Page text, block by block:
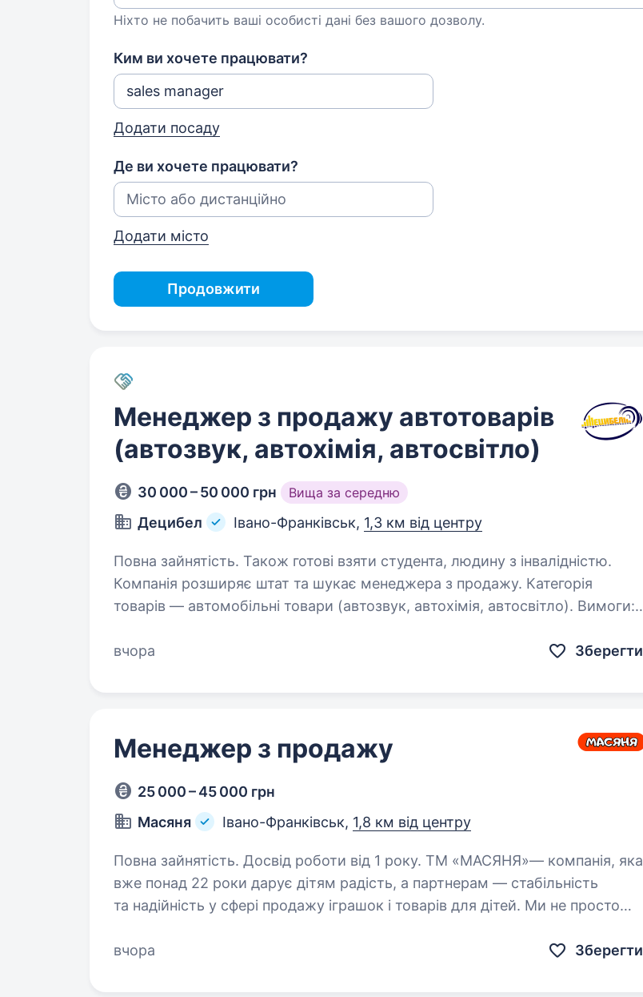
Ніхто не побачить ваші особисті дані без вашого дозволу.
Ким ви хочете працювати?
Додати посаду
Де ви хочете працювати?
Додати місто
Продовжити
Менеджер з продажу автотоварів
(автозвук, автохімія, автосвітло)
30 000 – 50 000 грн Вища за середню
Децибел Івано-Франківськ, 1,3 км від центру
Повна зайнятість. Також готові взяти студента, людину з інвалідністю.
Компанія розширяє штат та шукає менеджера з продажу. Категорія
товарів — автомобільні товари (автозвук, автохімія, автосвітло). Вимоги:
Порядність…
вчора Зберегти
Менеджер з продажу
25 000 – 45 000 грн
Масяня
Івано-Франківськ, 1,8 км від центру
Повна зайнятість. Досвід роботи від 1 року. ТМ «МАСЯНЯ»— компанія, яка
вже понад 22 роки дарує дітям радість, а партнерам — стабільність
та надійність у сфері продажу іграшок і товарів для дітей. Ми не просто
вчора
Зберегти